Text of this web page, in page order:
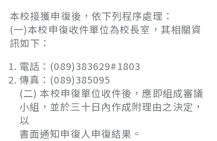
本校接獲申復後，依下列程序處理：
(一)本校申復收件單位為校長室，其相關資
訊如下：
電話：(089)383629#1803
傳真：(089)385095
(二) 本校申復單位收件後，應即組成審議
小組，並於三十日內作成附理由之決定，
以
書面通知申復人申復結果。